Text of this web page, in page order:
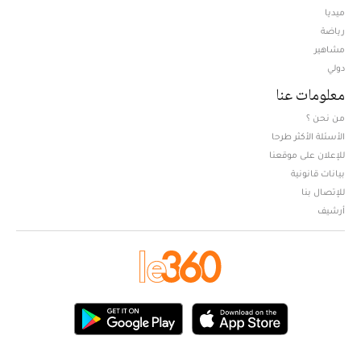
ميديا
رياضة
مشاهير
دولي
معلومات عنا
من نحن ؟
الأسئلة الأكثر طرحا
للإعلان على موقعنا
بيانات قانونية
للإتصال بنا
أرشيف